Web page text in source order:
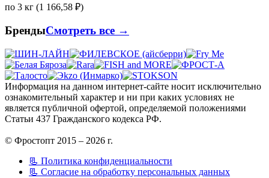
по 3 кг (1 166,58 ₽)
БрендыСмотреть все →
Информация на данном интернет-сайте носит исключительно
ознакомительный характер и ни при каких условиях не
является публичной офертой, определяемой положениями
Статьи 437 Гражданского кодекса РФ.
© Фростопт 2015 – 2026 г.
📃 Политика конфиденциальности
📃 Согласие на обработку персональных данных